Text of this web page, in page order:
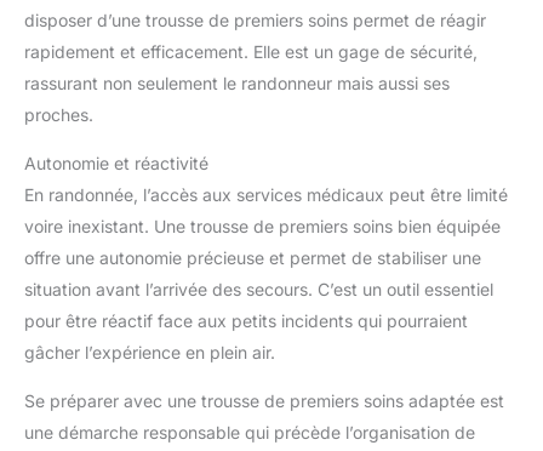
disposer d’une trousse de premiers soins permet de réagir
rapidement et efficacement. Elle est un gage de sécurité,
rassurant non seulement le randonneur mais aussi ses
proches.
Autonomie et réactivité
En randonnée, l’accès aux services médicaux peut être limité
voire inexistant. Une trousse de premiers soins bien équipée
offre une autonomie précieuse et permet de stabiliser une
situation avant l’arrivée des secours. C’est un outil essentiel
pour être réactif face aux petits incidents qui pourraient
gâcher l’expérience en plein air.
Se préparer avec une trousse de premiers soins adaptée est
une démarche responsable qui précède l’organisation de